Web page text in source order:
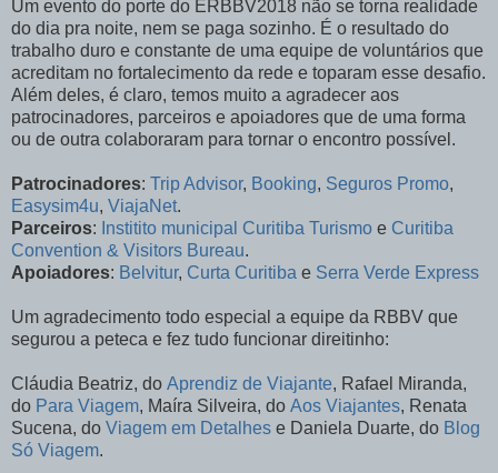
Um evento do porte do ERBBV2018 não se torna realidade
do dia pra noite, nem se paga sozinho. É o resultado do
trabalho duro e constante de uma equipe de voluntários que
acreditam no fortalecimento da rede e toparam esse desafio.
Além deles, é claro, temos muito a agradecer aos
patrocinadores, parceiros e apoiadores que de uma forma
ou de outra colaboraram para tornar o encontro possível.
Patrocinadores: Trip Advisor, Booking, Seguros Promo,
Easysim4u, ViajaNet.
Parceiros: Institito municipal Curitiba Turismo e Curitiba
Convention & Visitors Bureau.
Apoiadores: Belvitur, Curta Curitiba e Serra Verde Express
Um agradecimento todo especial a equipe da RBBV que
segurou a peteca e fez tudo funcionar direitinho:
Cláudia Beatriz, do Aprendiz de Viajante, Rafael Miranda,
do Para Viagem, Maíra Silveira, do Aos Viajantes, Renata
Sucena, do Viagem em Detalhes e Daniela Duarte, do Blog
Só Viagem.